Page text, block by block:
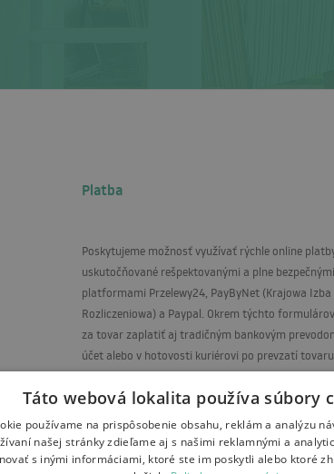
Platba
Poskytujeme možnosť využívať rýchle online
uskutočňované rešpektovanými a plne bezpečnými
platformami Przelewy24, PayByNet (Krajowa Izba
Rozliczeniowa) a Paypal. Okrem týchto
za tovar zaplatiť aj tradičným bankovým
účet alebo v hotovosti kuriérovi po prevzatí tovaru.
PL28 1500 1344 1213 4008 0113 0000
Táto webová lokalita používa súbory
používame na prispôsobenie obsahu, reklám a analýzu
našej stránky zdieľame aj s našimi reklamnými a
s inými informáciami, ktoré ste im poskytli alebo ktoré